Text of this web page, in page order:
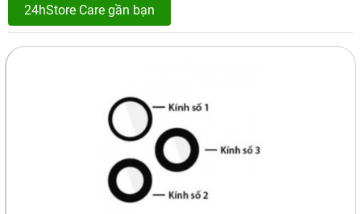
24hStore Care gần bạn